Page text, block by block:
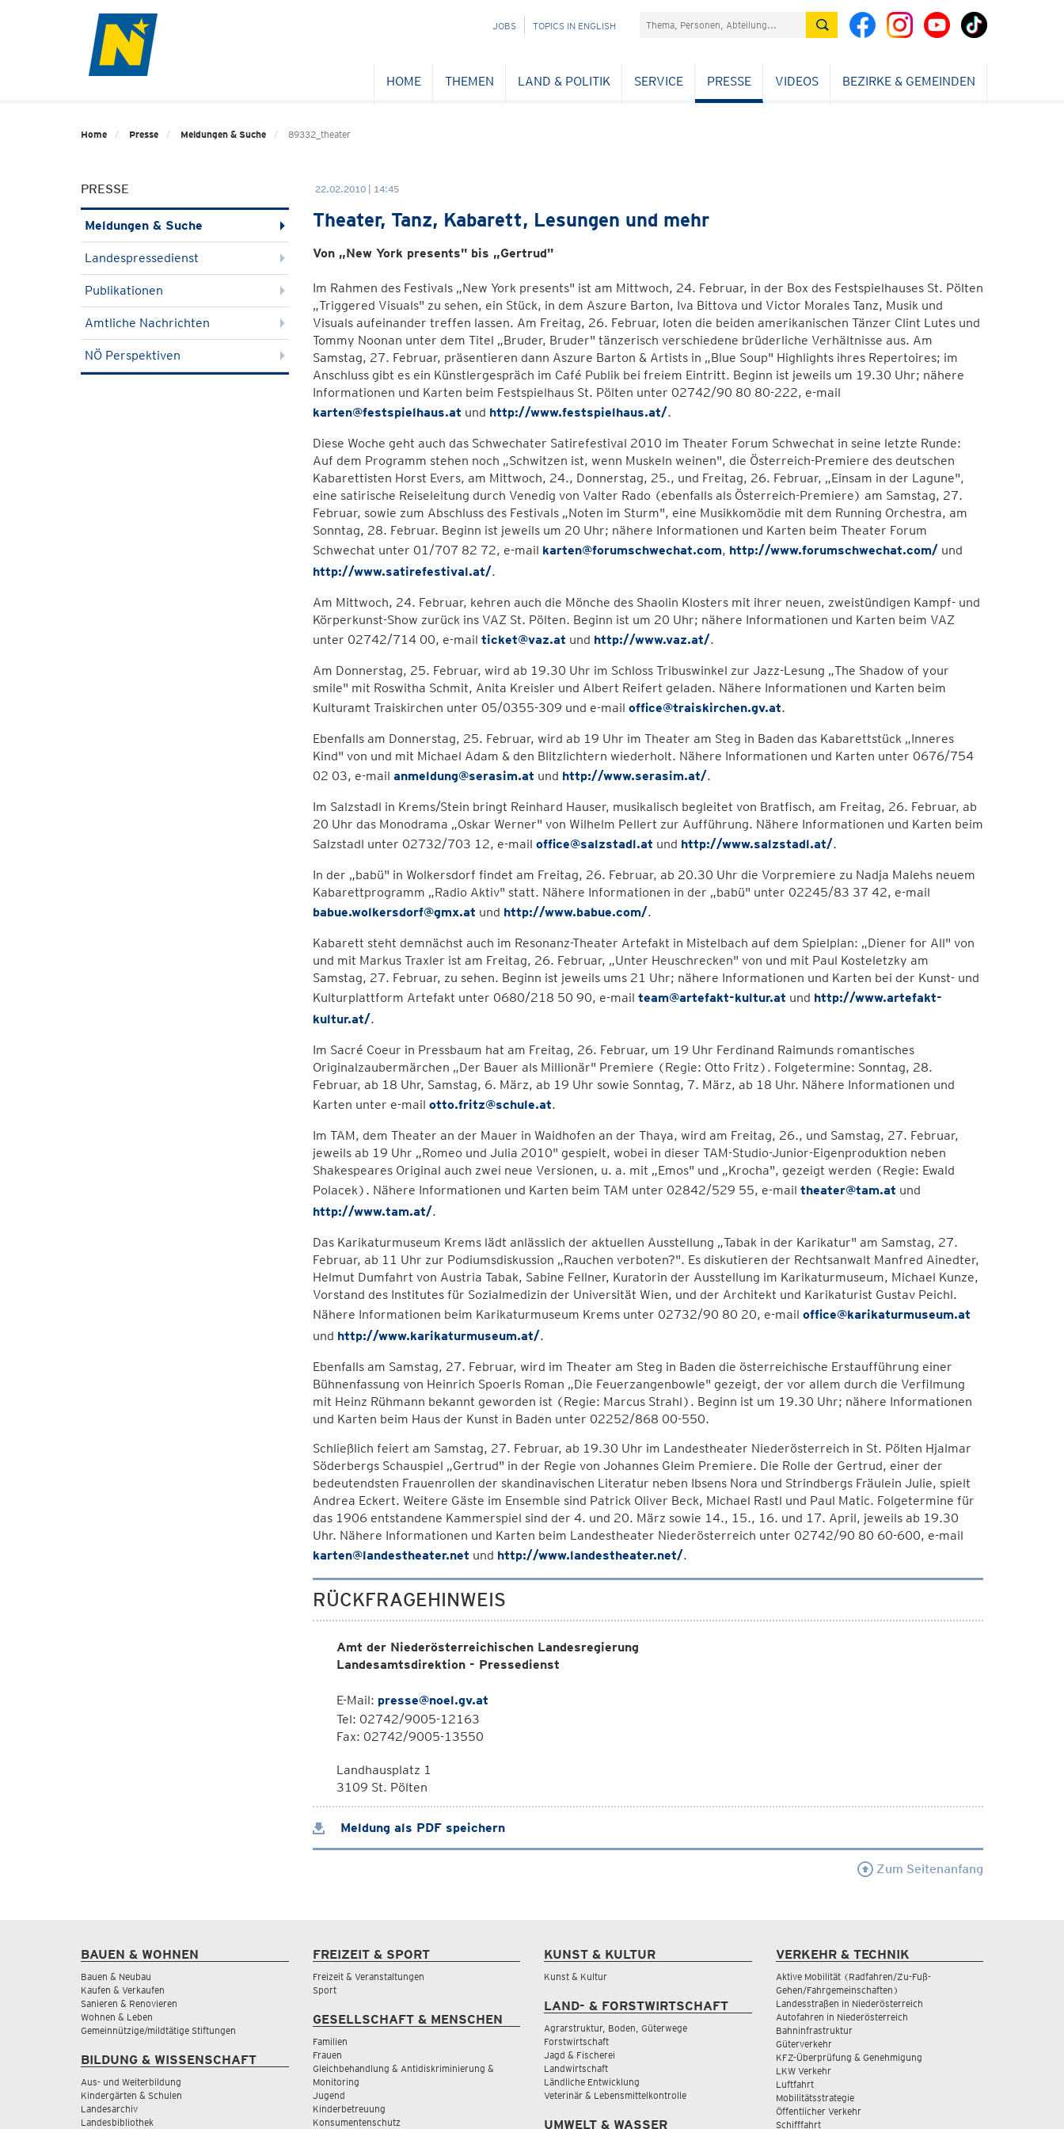
NAVIGATION
JOBS TOPICS IN ENGLISH Suchefeld
HOME THEMEN LAND & POLITIK SERVICE PRESSE VIDEOS BEZIRKE & GEMEINDEN
Home Presse Meldungen & Suche 89332_theater
PRESSE
Meldungen & Suche
Landespressedienst
Publikationen
Amtliche Nachrichten
NÖ Perspektiven
22.02.2010 | 14:45
Theater, Tanz, Kabarett, Lesungen und mehr
Von „New York presents" bis „Gertrud"
Im Rahmen des Festivals „New York presents" ist am Mittwoch, 24. Februar, in der Box des Festspielhauses St. Pölten
„Triggered Visuals" zu sehen, ein Stück, in dem Aszure Barton, Iva Bittova und Victor Morales Tanz, Musik und
Visuals aufeinander treffen lassen. Am Freitag, 26. Februar, loten die beiden amerikanischen Tänzer Clint Lutes und
Tommy Noonan unter dem Titel „Bruder, Bruder" tänzerisch verschiedene brüderliche Verhältnisse aus. Am
Samstag, 27. Februar, präsentieren dann Aszure Barton & Artists in „Blue Soup" Highlights ihres Repertoires; im
Anschluss gibt es ein Künstlergespräch im Café Publik bei freiem Eintritt. Beginn ist jeweils um 19.30 Uhr; nähere
Informationen und Karten beim Festspielhaus St. Pölten unter 02742/90 80 80-222, e-mail
karten@festspielhaus.at und http://www.festspielhaus.at/.
Diese Woche geht auch das Schwechater Satirefestival 2010 im Theater Forum Schwechat in seine letzte Runde:
Auf dem Programm stehen noch „Schwitzen ist, wenn Muskeln weinen", die Österreich-Premiere des deutschen
Kabarettisten Horst Evers, am Mittwoch, 24., Donnerstag, 25., und Freitag, 26. Februar, „Einsam in der Lagune",
eine satirische Reiseleitung durch Venedig von Valter Rado (ebenfalls als Österreich-Premiere) am Samstag, 27.
Februar, sowie zum Abschluss des Festivals „Noten im Sturm", eine Musikkomödie mit dem Running Orchestra, am
Sonntag, 28. Februar. Beginn ist jeweils um 20 Uhr; nähere Informationen und Karten beim Theater Forum
Schwechat unter 01/707 82 72, e-mail karten@forumschwechat.com, http://www.forumschwechat.com/und
http://www.satirefestival.at/.
Am Mittwoch, 24. Februar, kehren auch die Mönche des Shaolin Klosters mit ihrer neuen, zweistündigen Kampf- und
Körperkunst-Show zurück ins VAZ St. Pölten. Beginn ist um 20 Uhr; nähere Informationen und Karten beim VAZ
unter 02742/714 00, e-mail ticket@vaz.at und http://www.vaz.at/.
Am Donnerstag, 25. Februar, wird ab 19.30 Uhr im Schloss Tribuswinkel zur Jazz-Lesung „The Shadow of your
smile" mit Roswitha Schmit, Anita Kreisler und Albert Reifert geladen. Nähere Informationen und Karten beim
Kulturamt Traiskirchen unter 05/0355-309 und e-mail office@traiskirchen.gv.at.
Ebenfalls am Donnerstag, 25. Februar, wird ab 19 Uhr im Theater am Steg in Baden das Kabarettstück „Inneres
Kind" von und mit Michael Adam & den Blitzlichtern wiederholt. Nähere Informationen und Karten unter 0676/754
02 03, e-mail anmeldung@serasim.at und http://www.serasim.at/.
Im Salzstadl in Krems/Stein bringt Reinhard Hauser, musikalisch begleitet von Bratfisch, am Freitag, 26. Februar, ab
20 Uhr das Monodrama „Oskar Werner" von Wilhelm Pellert zur Aufführung. Nähere Informationen und Karten beim
Salzstadl unter 02732/703 12, e-mail office@salzstadl.at und http://www.salzstadl.at/.
In der „babü" in Wolkersdorf findet am Freitag, 26. Februar, ab 20.30 Uhr die Vorpremiere zu Nadja Malehs neuem
Kabarettprogramm „Radio Aktiv" statt. Nähere Informationen in der „babü" unter 02245/83 37 42, e-mail
babue.wolkersdorf@gmx.at und http://www.babue.com/.
Kabarett steht demnächst auch im Resonanz-Theater Artefakt in Mistelbach auf dem Spielplan: „Diener for All" von
und mit Markus Traxler ist am Freitag, 26. Februar, „Unter Heuschrecken" von und mit Paul Kosteletzky am
Samstag, 27. Februar, zu sehen. Beginn ist jeweils ums 21 Uhr; nähere Informationen und Karten bei der Kunst- und
Kulturplattform Artefakt unter 0680/218 50 90, e-mail team@artefakt-kultur.at und http://www.artefakt-
kultur.at/.
Im Sacré Coeur in Pressbaum hat am Freitag, 26. Februar, um 19 Uhr Ferdinand Raimunds romantisches
Originalzaubermärchen „Der Bauer als Millionär" Premiere (Regie: Otto Fritz). Folgetermine: Sonntag, 28.
Februar, ab 18 Uhr, Samstag, 6. März, ab 19 Uhr sowie Sonntag, 7. März, ab 18 Uhr. Nähere Informationen und
Karten unter e-mail otto.fritz@schule.at.
Im TAM, dem Theater an der Mauer in Waidhofen an der Thaya, wird am Freitag, 26., und Samstag, 27. Februar,
jeweils ab 19 Uhr „Romeo und Julia 2010" gespielt, wobei in dieser TAM-Studio-Junior-Eigenproduktion neben
Shakespeares Original auch zwei neue Versionen, u. a. mit „Emos" und „Krocha", gezeigt werden (Regie: Ewald
Polacek). Nähere Informationen und Karten beim TAM unter 02842/529 55, e-mail theater@tam.at und
http://www.tam.at/.
Das Karikaturmuseum Krems lädt anlässlich der aktuellen Ausstellung „Tabak in der Karikatur" am Samstag, 27.
Februar, ab 11 Uhr zur Podiumsdiskussion „Rauchen verboten?". Es diskutieren der Rechtsanwalt Manfred Ainedter,
Helmut Dumfahrt von Austria Tabak, Sabine Fellner, Kuratorin der Ausstellung im Karikaturmuseum, Michael Kunze,
Vorstand des Institutes für Sozialmedizin der Universität Wien, und der Architekt und Karikaturist Gustav Peichl.
Nähere Informationen beim Karikaturmuseum Krems unter 02732/90 80 20, e-mail office@karikaturmuseum.at
und http://www.karikaturmuseum.at/.
Ebenfalls am Samstag, 27. Februar, wird im Theater am Steg in Baden die österreichische Erstaufführung einer
Bühnenfassung von Heinrich Spoerls Roman „Die Feuerzangenbowle" gezeigt, der vor allem durch die Verfilmung
mit Heinz Rühmann bekannt geworden ist (Regie: Marcus Strahl). Beginn ist um 19.30 Uhr; nähere Informationen
und Karten beim Haus der Kunst in Baden unter 02252/868 00-550.
Schließlich feiert am Samstag, 27. Februar, ab 19.30 Uhr im Landestheater Niederösterreich in St. Pölten Hjalmar
Söderbergs Schauspiel „Gertrud" in der Regie von Johannes Gleim Premiere. Die Rolle der Gertrud, einer der
bedeutendsten Frauenrollen der skandinavischen Literatur neben Ibsens Nora und Strindbergs Fräulein Julie, spielt
Andrea Eckert. Weitere Gäste im Ensemble sind Patrick Oliver Beck, Michael Rastl und Paul Matic. Folgetermine für
das 1906 entstandene Kammerspiel sind der 4. und 20. März sowie 14., 15., 16. und 17. April, jeweils ab 19.30
Uhr. Nähere Informationen und Karten beim Landestheater Niederösterreich unter 02742/90 80 60-600, e-mail
karten@landestheater.net und http://www.landestheater.net/.
RÜCKFRAGEHINWEIS
Amt der Niederösterreichischen Landesregierung
Landesamtsdirektion - Pressedienst
E-Mail: presse@noel.gv.at
Tel: 02742/9005-12163
Fax: 02742/9005-13550
Landhausplatz 1
3109 St. Pölten
Meldung als PDF speichern
Zum Seitenanfang
BAUEN & WOHNEN
Bauen & Neubau
Kaufen & Verkaufen
Sanieren & Renovieren
Wohnen & Leben
Gemeinnützige/mildtätige Stiftungen
BILDUNG & WISSENSCHAFT
Aus- und Weiterbildung
Kindergärten & Schulen
Landesarchiv
Landesbibliothek
FREIZEIT & SPORT
Freizeit & Veranstaltungen
Sport
GESELLSCHAFT & MENSCHEN
Familien
Frauen
Gleichbehandlung & Antidiskriminierung &
Monitoring
Jugend
Kinderbetreuung
Konsumentenschutz
KUNST & KULTUR
Kunst & Kultur
LAND- & FORSTWIRTSCHAFT
Agrarstruktur, Boden, Güterwege
Forstwirtschaft
Jagd & Fischerei
Landwirtschaft
Ländliche Entwicklung
Veterinär & Lebensmittelkontrolle
UMWELT & WASSER
VERKEHR & TECHNIK
Aktive Mobilität (Radfahren/Zu-Fuß-
Gehen/Fahrgemeinschaften)
Landesstraßen in Niederösterreich
Autofahren in Niederösterreich
Bahninfrastruktur
Güterverkehr
KFZ-Überprüfung & Genehmigung
LKW Verkehr
Luftfahrt
Mobilitätsstrategie
Öffentlicher Verkehr
Schifffahrt